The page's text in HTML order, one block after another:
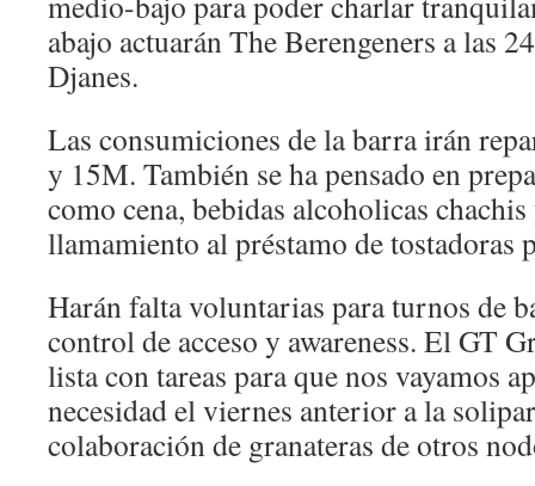
abajo actuarán The Berengeners a las
Djanes.
Las consumiciones de la barra irán
y 15M. También se ha pensado en
como cena, bebidas alcoholicas chachis
llamamiento al préstamo de tostadoras
Harán falta voluntarias para turnos de
control de acceso y awareness. El GT
lista con tareas para que nos vayamos
necesidad el viernes anterior a la
colaboración de granateras de otros